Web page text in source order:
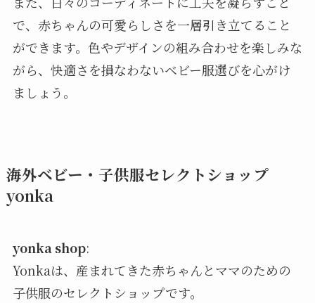
で、赤ちゃんの可愛らしさを一層引き立てること
ができます。色やデザインの組み合わせを楽しみな
がら、快適さを損なわないベビー服選びを心がけ
ましょう。
海外ベビー・子供服セレクトショップ
yonka
yonka shop:
Yonkaは、産まれてきた赤ちゃんとママのための
子供服のセレクトショップです。